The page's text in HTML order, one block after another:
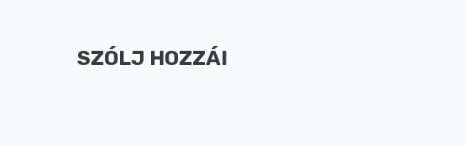
SZÓLJ HOZZÁ!